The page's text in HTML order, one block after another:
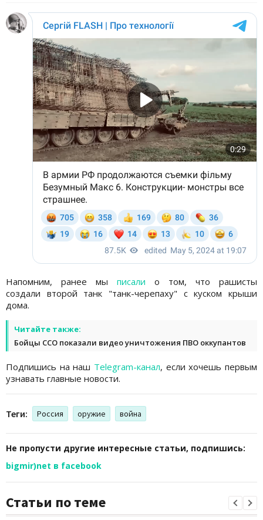
Напомним, ранее мы писали о том, что рашисты
создали второй танк "танк-черепаху" с куском крыши
дома.
Читайте также:
Бойцы ССО показали видео уничтожения ПВО оккупантов
Подпишись на наш Telegram-канал, если хочешь первым
узнавать главные новости.
Теги: Россия оружие война
Не пропусти другие интересные статьи, подпишись:
bigmir)net в facebook
Статьи по теме